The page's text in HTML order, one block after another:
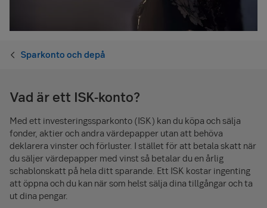
Sparkonto och depå
Vad är ett ISK-konto?
Med ett investeringssparkonto (ISK) kan du köpa och sälja
fonder, aktier och andra värdepapper utan att behöva
deklarera vinster och förluster. I stället för att betala skatt när
du säljer värdepapper med vinst så betalar du en årlig
schablonskatt på hela ditt sparande. Ett ISK kostar ingenting
att öppna och du kan när som helst sälja dina tillgångar och ta
ut dina pengar.